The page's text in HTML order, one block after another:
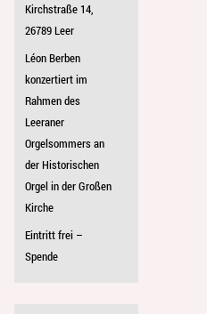
Kirchstraße 14,
26789 Leer
Léon Berben
konzertiert im
Rahmen des
Leeraner
Orgelsommers an
der Historischen
Orgel in der Großen
Kirche
Eintritt frei –
Spende